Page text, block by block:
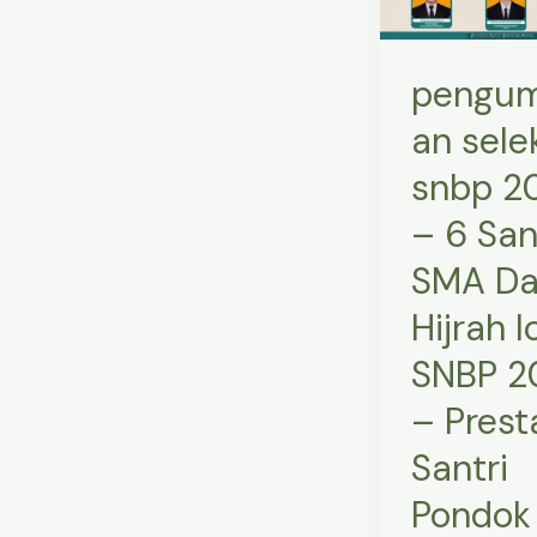
an
snbp
– 6
SMA
Hijrah
SNBP
–
Santri
Pondok
–
Santri
SMA
Darul
Hijrah
lolos
2025
–
Prestasi
Santri
Pondok
Darul